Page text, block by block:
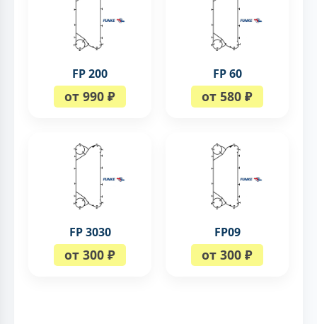
FP 200
от 990 ₽
FP 60
от 580 ₽
FP 3030
от 300 ₽
FP09
от 300 ₽